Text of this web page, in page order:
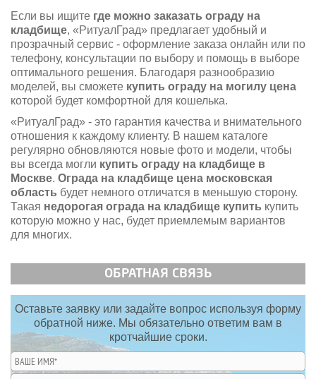
Если вы ищите где можно заказать ограду на
кладбище, «РитуалГрад» предлагает удобный и
прозрачный сервис - оформление заказа онлайн или по
телефону, консультации по выбору и помощь в выборе
оптимального решения. Благодаря разнообразию
моделей, вы сможете купить ограду на могилу цена
которой будет комфортной для кошелька.
«РитуалГрад» - это гарантия качества и внимательного
отношения к каждому клиенту. В нашем каталоге
регулярно обновляются новые фото и модели, чтобы
вы всегда могли купить ограду на кладбище в
Москве. Ограда на кладбище цена московская
область будет немного отличатся в меньшую сторону.
Такая недорогая ограда на кладбище купить купить
которую можно у нас, будет приемлемым вариантов
для многих.
ОБРАТНАЯ СВЯЗЬ
Оставьте заявку или задайте вопрос используя форму
обратной ниже. Мы обязательно ответим вам в
кротчайшие сроки.